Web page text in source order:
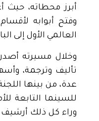
أبرز محطاته، حيث
وفتح أبوابه
العالمي الأول إلى
وخلال مسيرته
تأليف وترجمة،
عدة، من بينها
وراء كل ذلك